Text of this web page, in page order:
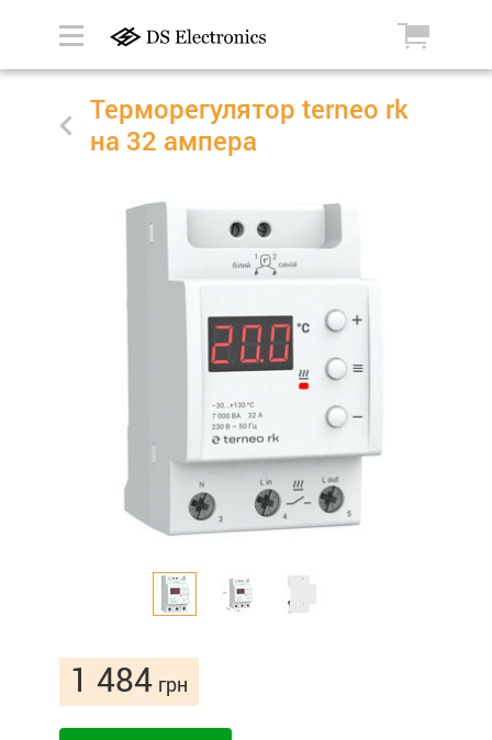
Терморегулятор terneo rk
на 32 ампера
1 484 грн